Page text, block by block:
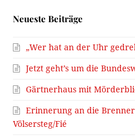
Neueste Beiträge
„Wer hat an der Uhr
Jetzt geht’s um die
Gärtnerhaus mit
Erinnerung an die
Völsersteg/Fié